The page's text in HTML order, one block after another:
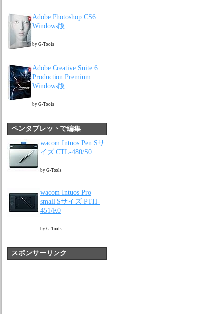
Adobe Photoshop CS6
Windows版
by G-Tools
Adobe Creative Suite 6
Production Premium
Windows版
by G-Tools
ペンタブレットで編集
wacom Intuos Pen Sサ
イズ CTL-480/S0
by G-Tools
wacom Intuos Pro
small Sサイズ PTH-
451/K0
by G-Tools
スポンサーリンク